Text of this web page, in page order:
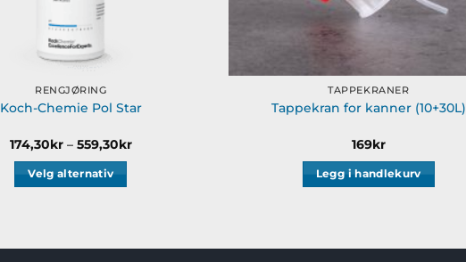
RENGJØRING
Koch-Chemie Pol Star
174,30kr – 559,30krPrisområde:
Velg alternativ
TAPPEKRANER
Tappekran for kanner (10+30L)
169kr
Legg i handlekurv